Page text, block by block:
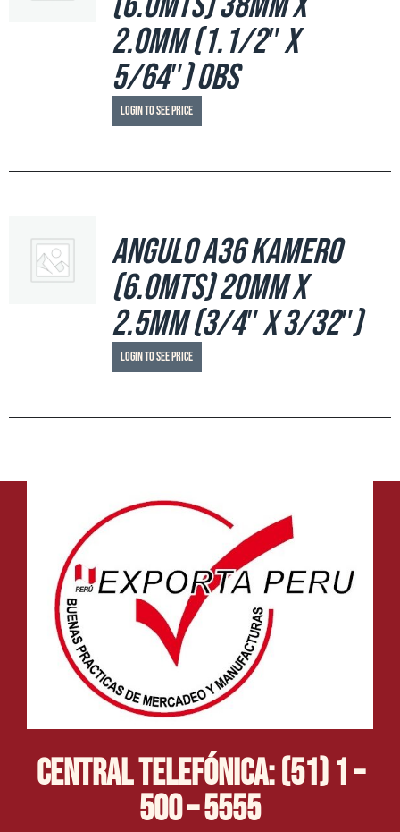
2.0mm (1.1/2″ x
5/64″) OBS
Login to see price
Angulo A36 Kamero
(6.0mts) 20mm x
2.5mm (3/4″ x 3/32″)
Login to see price
Central Telefónica: (51) 1 –
500 – 5555